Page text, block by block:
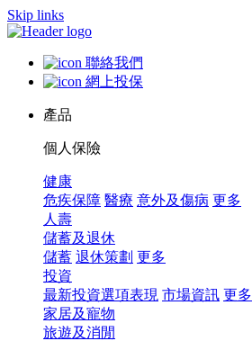
Skip links
聯絡我們
網上投保
產品
個人保險
健康
危疾保障 醫療 意外及傷病 更多
人壽
儲蓄及退休
儲蓄 退休策劃 更多
投資
最新投資選項表現 市場資訊 更多
家居及寵物
旅遊及消閒